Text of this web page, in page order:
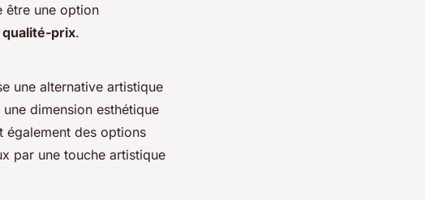
être une option
prix.
une alternative artistique
dimension esthétique
également des options
par une touche artistique